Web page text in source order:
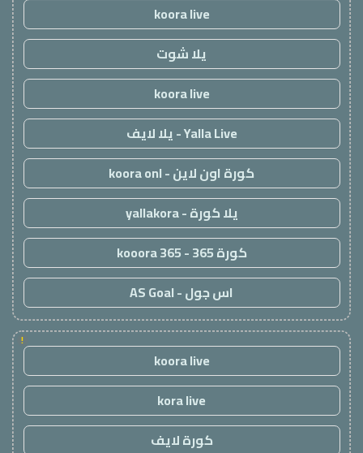
koora live
يلا شوت
koora live
Yalla Live - يلا لايف
كورة اون لاين - koora onl
يلا كورة - yallakora
كورة 365 - kooora 365
اس جول - AS Goal
!
koora live
kora live
كورة لايف